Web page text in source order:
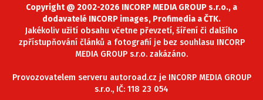
Copyright @ 2002-2026 INCORP MEDIA GROUP s.r.o., a
dodavatelé INCORP images, Profimedia a ČTK.
Jakékoliv užití obsahu včetne převzetí, šíření či dalšího
zpřístupňování článků a fotografií je bez souhlasu INCORP
MEDIA GROUP s.r.o. zakázáno.
Provozovatelem serveru autoroad.cz je INCORP MEDIA GROUP
s.r.o., IČ: 118 23 054